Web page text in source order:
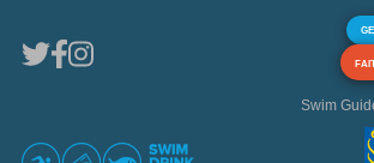
Swim